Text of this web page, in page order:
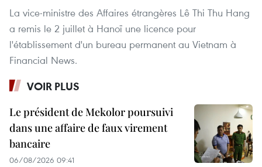
La vice-ministre des Affaires étrangères Lê Thi Thu Hang
a remis le 2 juillet à Hanoï une licence pour
l'établissement d'un bureau permanent au Vietnam à
Financial News.
VOIR PLUS
Le président de Mekolor poursuivi
dans une affaire de faux virement
bancaire
06/08/2026 09:41